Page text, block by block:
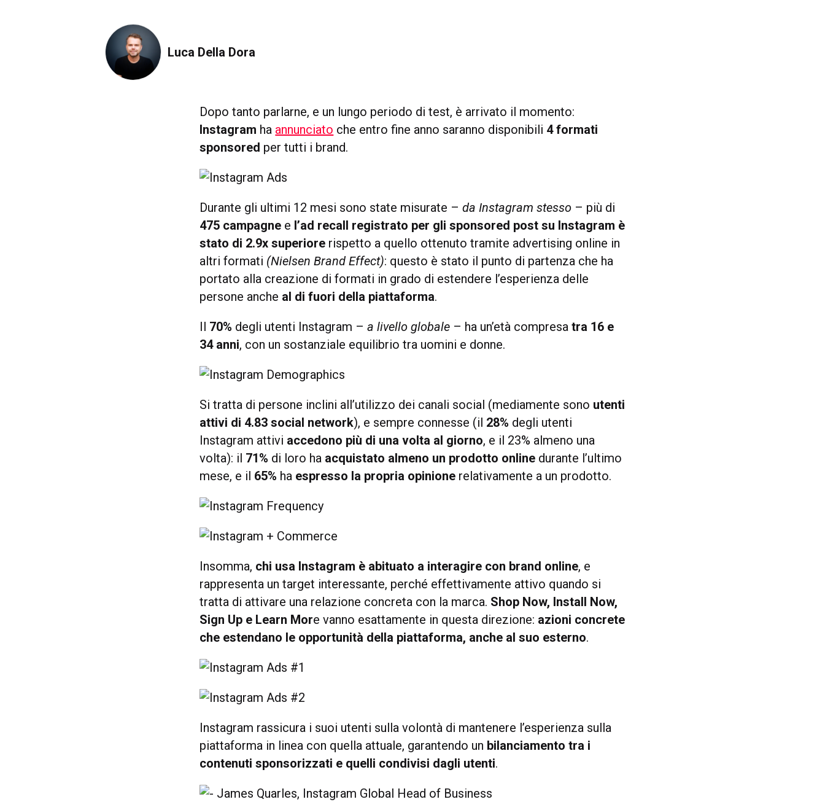
Luca Della Dora
Dopo tanto parlarne, e un lungo periodo di test, è arrivato il momento:
Instagram ha annunciato che entro fine anno saranno disponibili 4 formati
sponsored per tutti i brand.
Durante gli ultimi 12 mesi sono state misurate –da Instagram stesso – più di
475 campagne e l’ad recall registrato per gli sponsored post su Instagram è
stato di 2.9x superiore rispetto a quello ottenuto tramite advertising online in
altri formati (Nielsen Brand Effect): questo è stato il punto di partenza che ha
portato alla creazione di formati in grado di estendere l’esperienza delle
persone anche al di fuori della piattaforma.
Il 70% degli utenti Instagram –a livello globale – ha un’età compresatra 16 e
34 anni, con un sostanziale equilibrio tra uomini e donne.
Si tratta di persone inclini all’utilizzo dei canali social (mediamente sono utenti
attivi di 4.83 social network), e sempre connesse (il 28% degli utenti
Instagram attivi accedono più di una volta al giorno, e il 23% almeno una
volta): il 71% di loro ha acquistato almeno un prodotto online durante l’ultimo
mese, e il 65% ha espresso la propria opinione relativamente a un prodotto.
Insomma, chi usa Instagram è abituato a interagire con brand online, e
rappresenta un target interessante, perché effettivamente attivo quando si
tratta di attivare una relazione concreta con la marca. Shop Now, Install Now,
Sign Up e Learn More vanno esattamente in questa direzione: azioni concrete
che estendano le opportunità della piattaforma, anche al suo esterno.
Instagram rassicura i suoi utenti sulla volontà di mantenere l’esperienza sulla
piattaforma in linea con quella attuale, garantendo un bilanciamento tra i
contenuti sponsorizzati e quelli condivisi dagli utenti.